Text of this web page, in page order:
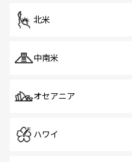
北米
中南米
オセアニア
ハワイ